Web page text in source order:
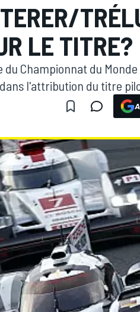
LE TITRE?
du Championnat du
l'attribution du titre